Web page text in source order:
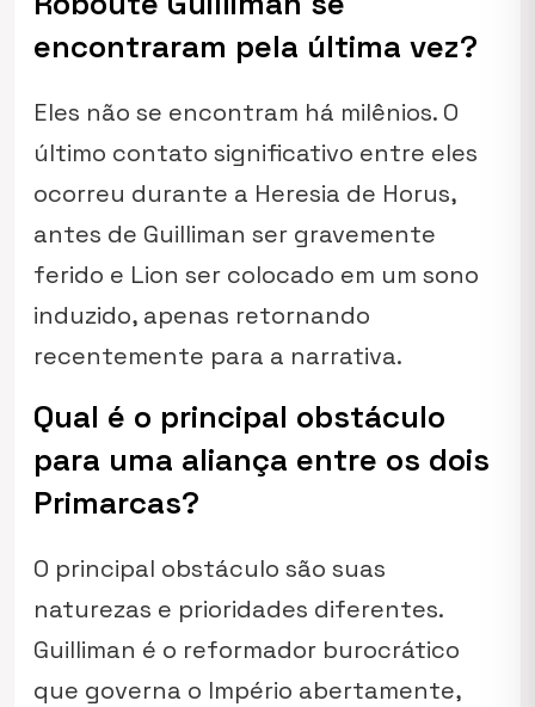
encontraram pela última vez?
Eles não se encontram há milênios. O
último contato significativo entre eles
ocorreu durante a Heresia de Horus,
antes de Guilliman ser gravemente
ferido e Lion ser colocado em um sono
induzido, apenas retornando
recentemente para a narrativa.
Qual é o principal obstáculo
para uma aliança entre os dois
Primarcas?
O principal obstáculo são suas
naturezas e prioridades diferentes.
Guilliman é o reformador burocrático
que governa o Império abertamente,